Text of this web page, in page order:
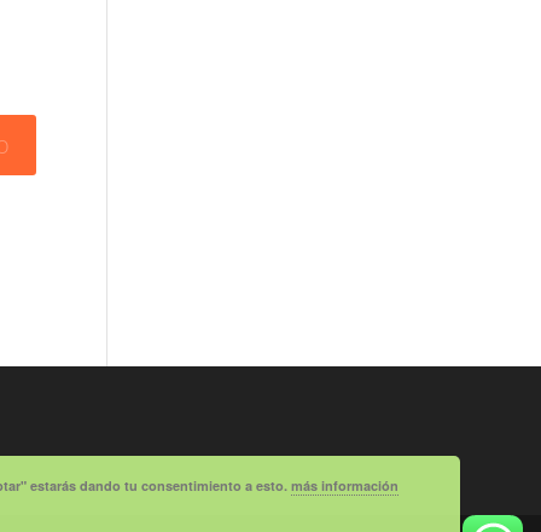
estarás dando tu consentimiento a esto. más información